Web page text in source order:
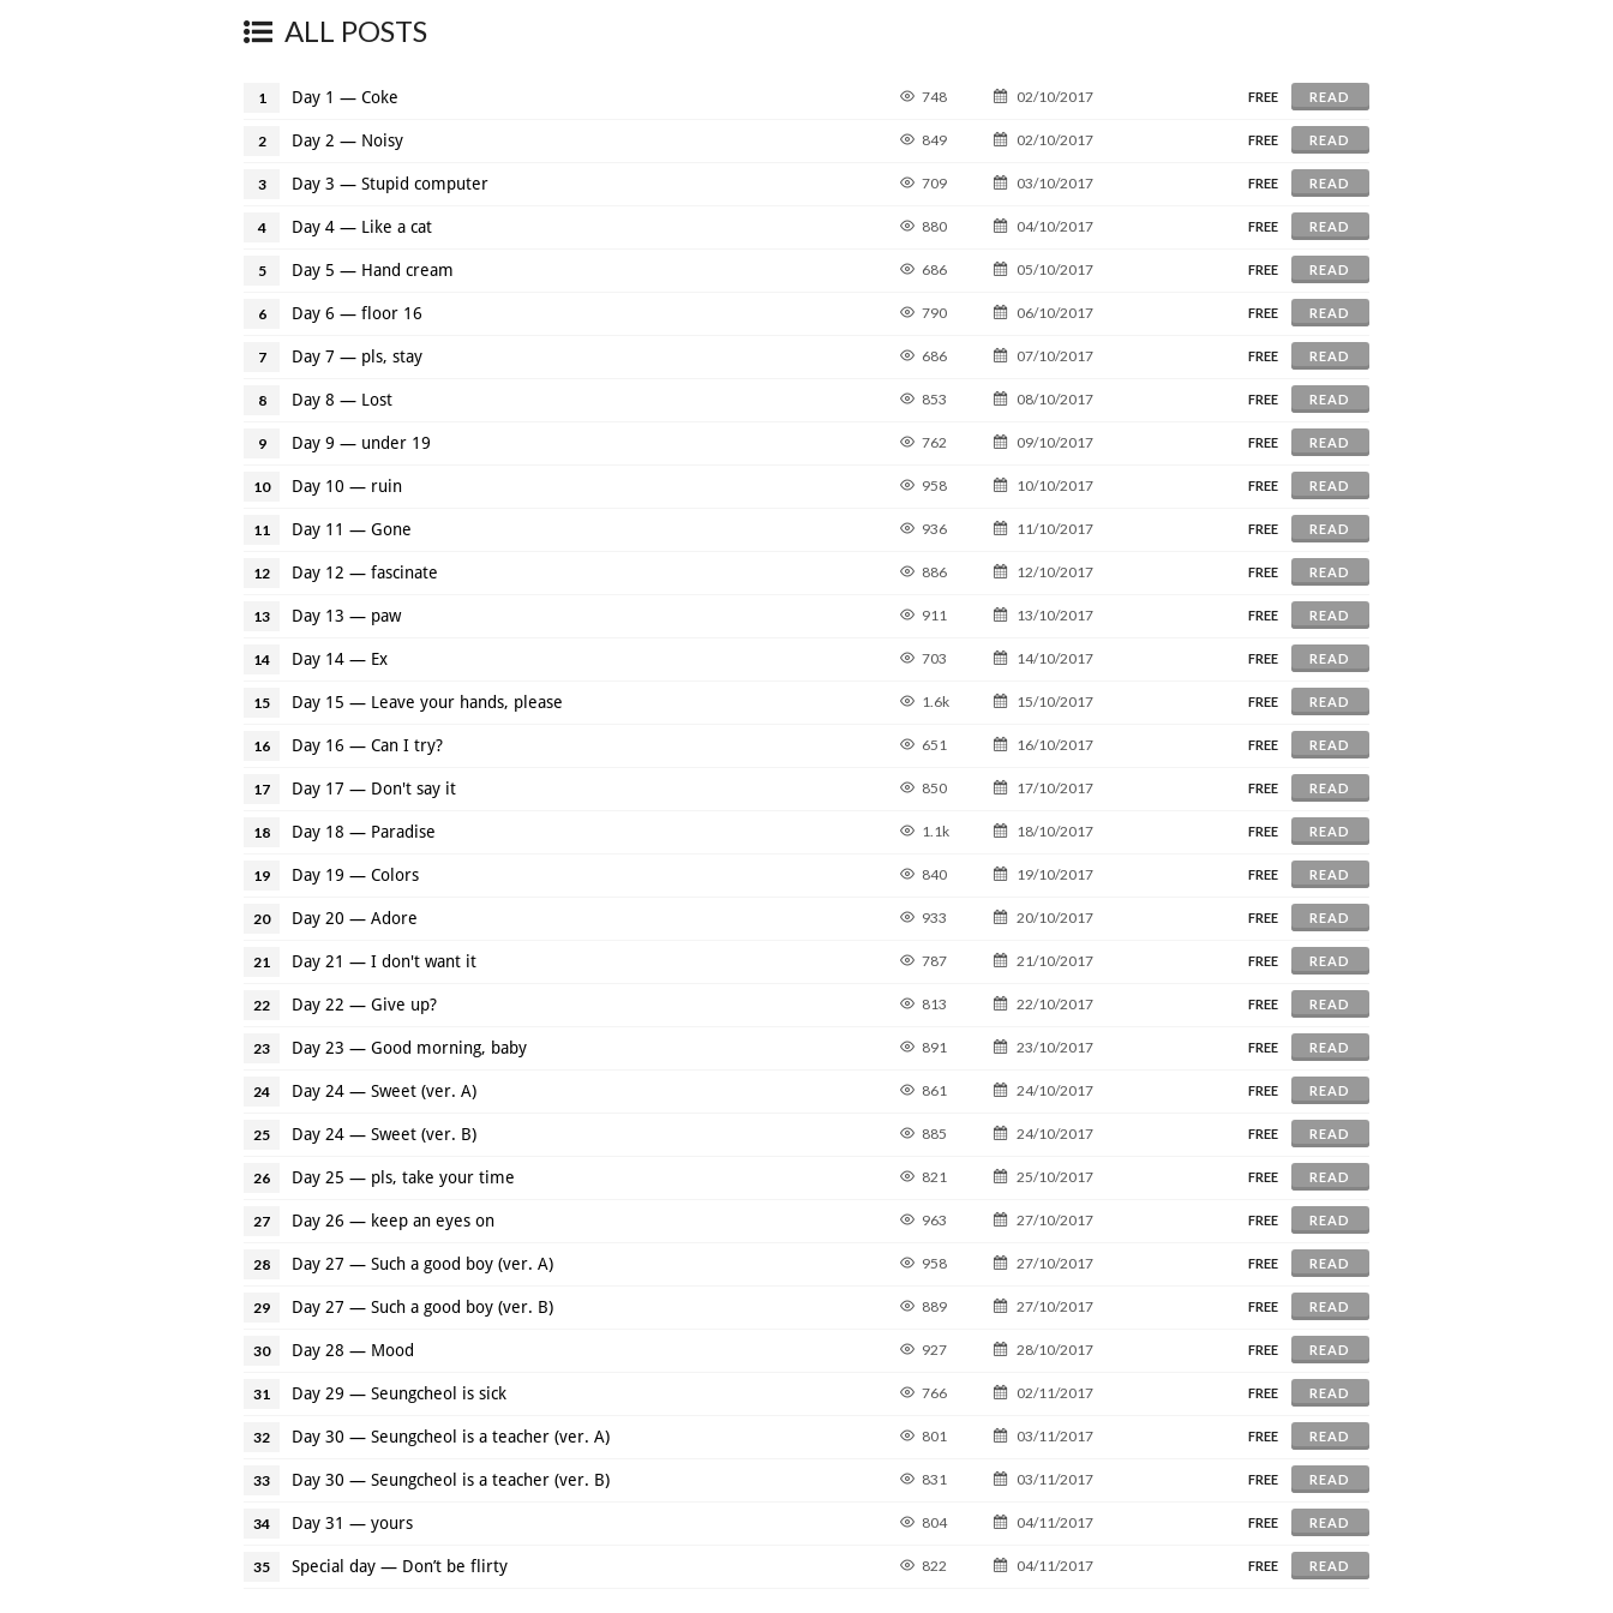
ALL POSTS
1 Day 1 — Coke 748 02/10/2017 FREE READ
2 Day 2 — Noisy 849 02/10/2017 FREE READ
3 Day 3 — Stupid computer 709 03/10/2017 FREE READ
4 Day 4 — Like a cat 880 04/10/2017 FREE READ
5 Day 5 — Hand cream 686 05/10/2017 FREE READ
6 Day 6 — floor 16 790 06/10/2017 FREE READ
7 Day 7 — pls, stay 686 07/10/2017 FREE READ
8 Day 8 — Lost 853 08/10/2017 FREE READ
9 Day 9 — under 19 762 09/10/2017 FREE READ
10 Day 10 — ruin 958 10/10/2017 FREE READ
11 Day 11 — Gone 936 11/10/2017 FREE READ
12 Day 12 — fascinate 886 12/10/2017 FREE READ
13 Day 13 — paw 911 13/10/2017 FREE READ
14 Day 14 — Ex 703 14/10/2017 FREE READ
15 Day 15 — Leave your hands, please 1.6k 15/10/2017 FREE READ
16 Day 16 — Can I try? 651 16/10/2017 FREE READ
17 Day 17 — Don't say it 850 17/10/2017 FREE READ
18 Day 18 — Paradise 1.1k 18/10/2017 FREE READ
19 Day 19 — Colors 840 19/10/2017 FREE READ
20 Day 20 — Adore 933 20/10/2017 FREE READ
21 Day 21 — I don't want it 787 21/10/2017 FREE READ
22 Day 22 — Give up? 813 22/10/2017 FREE READ
23 Day 23 — Good morning, baby 891 23/10/2017 FREE READ
24 Day 24 — Sweet (ver. A) 861 24/10/2017 FREE READ
25 Day 24 — Sweet (ver. B) 885 24/10/2017 FREE READ
26 Day 25 — pls, take your time 821 25/10/2017 FREE READ
27 Day 26 — keep an eyes on 963 27/10/2017 FREE READ
28 Day 27 — Such a good boy (ver. A) 958 27/10/2017 FREE READ
29 Day 27 — Such a good boy (ver. B) 889 27/10/2017 FREE READ
30 Day 28 — Mood 927 28/10/2017 FREE READ
31 Day 29 — Seungcheol is sick 766 02/11/2017 FREE READ
32 Day 30 — Seungcheol is a teacher (ver. A) 801 03/11/2017 FREE READ
33 Day 30 — Seungcheol is a teacher (ver. B) 831 03/11/2017 FREE READ
34 Day 31 — yours 804 04/11/2017 FREE READ
35 Special day — Don’t be flirty 822 04/11/2017 FREE READ